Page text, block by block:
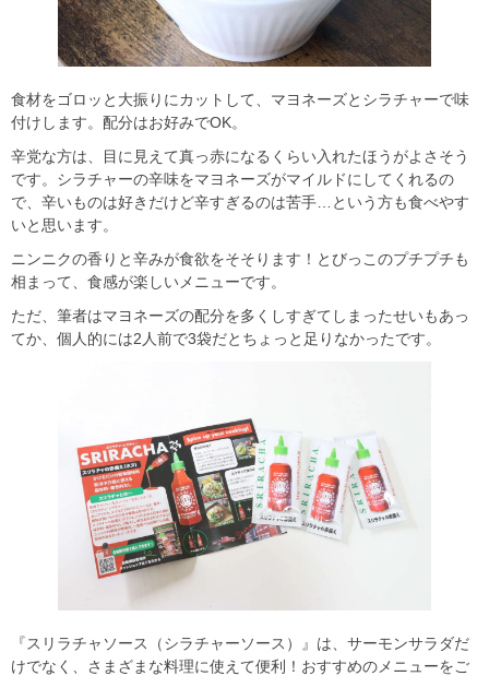
食材をゴロッと大振りにカットして、マヨネーズとシラチャーで味
付けします。配分はお好みでOK。
辛党な方は、目に見えて真っ赤になるくらい入れたほうがよさそう
です。シラチャーの辛味をマヨネーズがマイルドにしてくれるの
で、辛いものは好きだけど辛すぎるのは苦手…という方も食べやす
いと思います。
ニンニクの香りと辛みが食欲をそそります！とびっこのプチプチも
相まって、食感が楽しいメニューです。
ただ、筆者はマヨネーズの配分を多くしすぎてしまったせいもあっ
てか、個人的には2人前で3袋だとちょっと足りなかったです。
『スリラチャソース（シラチャーソース）』は、サーモンサラダだ
けでなく、さまざまな料理に使えて便利！おすすめのメニューをご